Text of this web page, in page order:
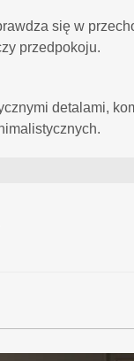
się w
przedpokoju.
detalami,